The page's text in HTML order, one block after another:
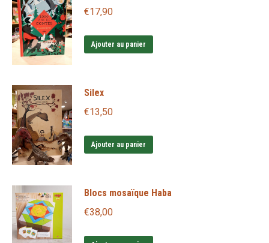
€17,90
Ajouter au panier
Silex
€13,50
Ajouter au panier
Blocs mosaïque Haba
€38,00